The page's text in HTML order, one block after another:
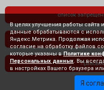
список
политика
В целях улучшения работы сайта
данные обрабатываются с
Яндекс.Метрика. Продолжая
согласие на обработку файлов
которые указаны в Политике
Персональных данных . Вы
в настройках Вашего браузера
Я